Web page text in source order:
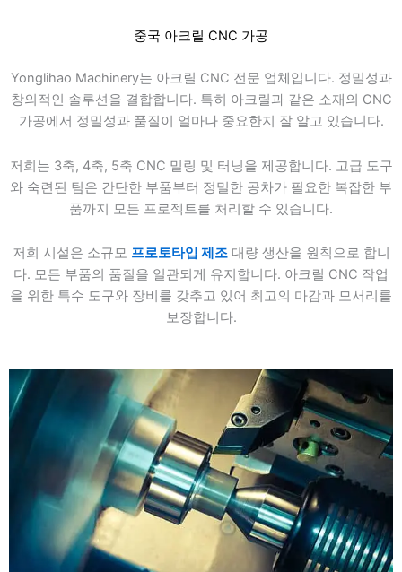
중국 아크릴 CNC 가공
Yonglihao Machinery는 아크릴 CNC 전문 업체입니다. 정밀성과
창의적인 솔루션을 결합합니다. 특히 아크릴과 같은 소재의 CNC
가공에서 정밀성과 품질이 얼마나 중요한지 잘 알고 있습니다.
저희는 3축, 4축, 5축 CNC 밀링 및 터닝을 제공합니다. 고급 도구
와 숙련된 팀은 간단한 부품부터 정밀한 공차가 필요한 복잡한 부
품까지 모든 프로젝트를 처리할 수 있습니다.
저희 시설은 소규모 프로토타입 제조대량 생산을 원칙으로 합니
다. 모든 부품의 품질을 일관되게 유지합니다. 아크릴 CNC 작업
을 위한 특수 도구와 장비를 갖추고 있어 최고의 마감과 모서리를
보장합니다.